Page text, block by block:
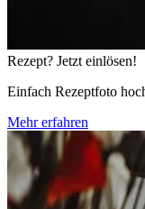
Rezept? Jetzt einlösen!
Einfach Rezeptfoto
Mehr erfahren